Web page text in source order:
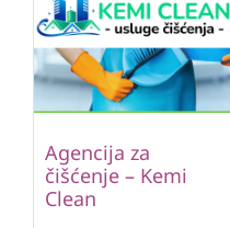
Agencija za
čišćenje – Kemi
Clean